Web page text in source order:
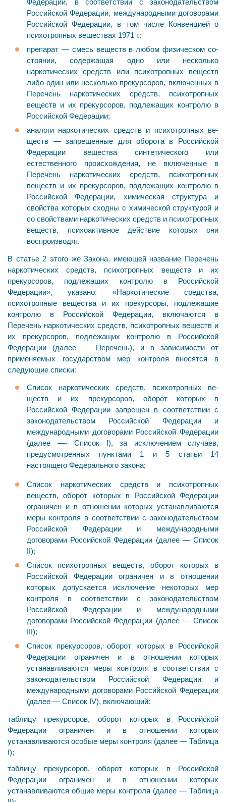
Федерации, в соот­ветствии с законодательством
Российской Федерации, международными договорами
Российской Федерации, в том числе Конвенцией о
психотропных веществах 1971 г.;
препарат — смесь веществ в любом физическом со­
стоянии, содержащая одно или несколько
наркотических средств или психотропных веществ
либо один или не­сколько прекурсоров, включенных в
Перечень наркотических средств, психотропных
веществ и их прекурсоров, подлежащих контролю в
Российской Федерации;
аналоги наркотических средств и психотропных ве-
ществ — запрещенные для оборота в Российской
Федерации вещества синтетического или
естественного происхождения, не включенные в
Перечень наркотических средств, психотропных
веществ и их прекурсоров, под­лежащих контролю в
Российской Федерации, химиче­ская структура и
свойства которых сходны с химической структурой и
со свойствами наркотических средств и психотропных
веществ, психоактивное действие кото­рых они
воспроизводят.
В статье 2 этого же Закона, имеющей название Перечень
наркотических средств, психотропных ве­ществ и их
прекурсоров, подлежащих контролю в Российской
Федерации», указано: «Наркотические сред­ства,
психотропные вещества и их прекурсоры, подле­жащие
контролю в Российской Федерации, включаются в
Перечень наркотических средств, психотропных ве­ществ и
их прекурсоров, подлежащих контролю в Российской
Федерации (далее — Перечень), и в зависи­мости от
применяемых государством мер контроля вно­сятся в
следующие списки:
Список наркотических средств, психотропных ве­
ществ и их прекурсоров, оборот которых в
Российской Федерации запрещен в соответствии с
законодательством Российской Федерации и
международными договорами Российской Федерации
(далее —- Список I), за исключе­нием случаев,
предусмотренных пунктами 1 и 5 статьи 14
настоящего Федерального закона;
Список наркотических средств и психотропных
веществ, оборот которых в Российской Федерации
огра­ничен и в отношении которых устанавливаются
меры контроля в соответствии с законодательством
Российской Федерации и международными
договорами Российской Федерации (далее — Список
II);
Список психотропных веществ, оборот которых в
Российской Федерации ограничен и в отношении
которых допускается исключение некоторых мер
контроля в со­ответствии с законодательством
Российской Федерации и международными
договорами Российской Федерации (далее — Список
III);
Список прекурсоров, оборот которых в Российской
Федерации ограничен и в отношении которых
устанавливаются меры контроля в соответствии с
законодатель­ством Российской Федерации и
международными дого­ворами Российской Федерации
(далее — Список IV), включающий:
таблицу прекурсоров, оборот которых в Российской
Федерации ограничен и в отношении которых
устанавливаются особые меры контроля (далее — Таблица
I);
таблицу прекурсоров, оборот которых в Российской
Федерации ограничен и в отношении которых
устанавливаются общие меры контроля (далее — Таблица